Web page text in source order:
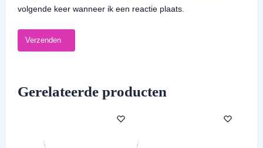
volgende keer wanneer ik een reactie plaats.
Gerelateerde producten